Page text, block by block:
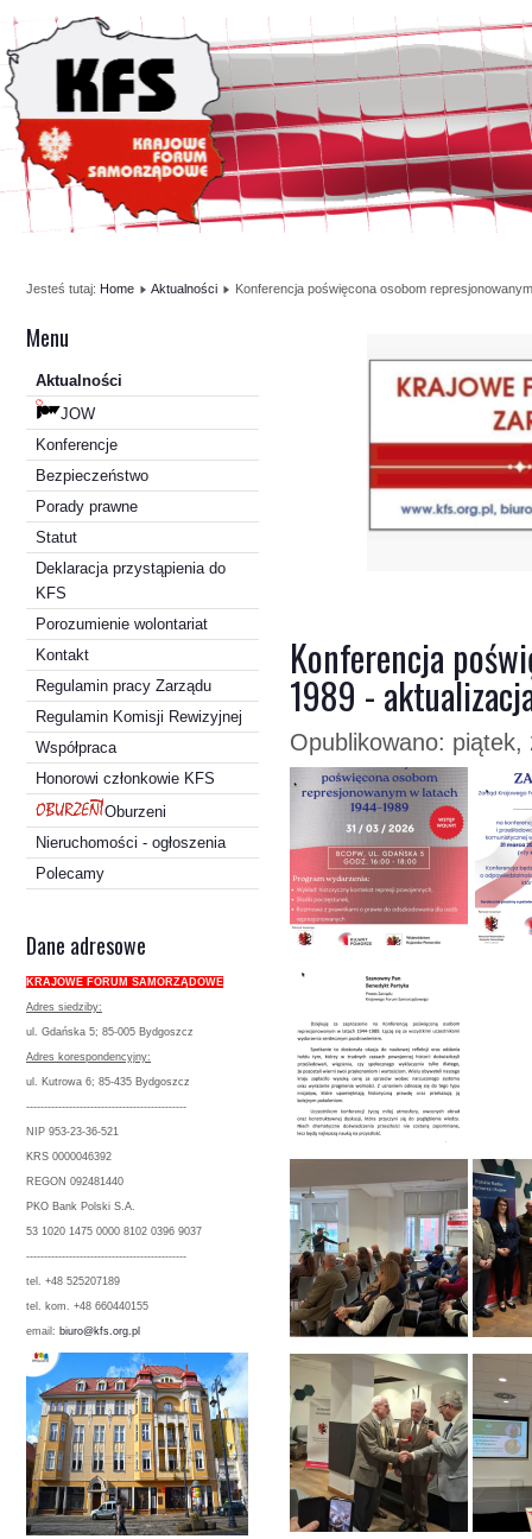
Jesteś tutaj: Home Aktualności Konferencja poświęcona osobom
Menu
Aktualności
JOW
Konferencje
Bezpieczeństwo
Porady prawne
Statut
Deklaracja przystąpienia do
KFS
Porozumienie wolontariat
Kontakt
Regulamin pracy Zarządu
Regulamin Komisji Rewizyjnej
Współpraca
Honorowi członkowie KFS
Oburzeni
Nieruchomości - ogłoszenia
Polecamy
Dane adresowe
KRAJOWE FORUM SAMORZĄDOWE
Adres siedziby:
ul. Gdańska 5; 85-005 Bydgoszcz
Adres korespondencyjny:
ul. Kutrowa 6; 85-435 Bydgoszcz
---------------------------------------------
NIP 953-23-36-521
KRS 0000046392
REGON 092481440
PKO Bank Polski S.A.
53 1020 1475 0000 8102 0396 9037
---------------------------------------------
tel. +48 525207189
tel. kom. +48 660440155
email: biuro@kfs.org.pl
Konferencja
1989 -
Opublikowano: